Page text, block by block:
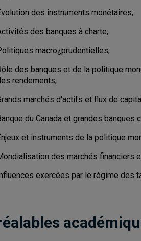
des instruments monétaires;
des banques à charte;
macro¿prudentielles;
des banques et de la politique
rendements;
marchés d'actifs et flux de
du Canada et grandes banques
et instruments de la politique
des marchés financiers
exercées par le régime des